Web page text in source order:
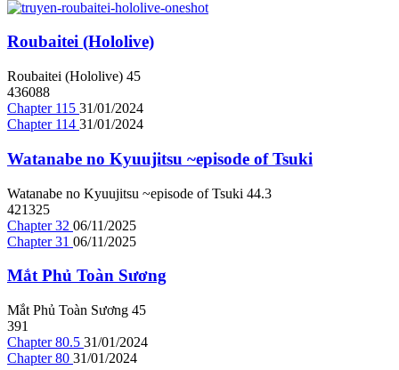
Roubaitei (Hololive)
Roubaitei (Hololive) 45
436088
Chapter 115 31/01/2024
Chapter 114 31/01/2024
Watanabe no Kyuujitsu ~episode of Tsuki
Watanabe no Kyuujitsu ~episode of Tsuki 44.3
421325
Chapter 32 06/11/2025
Chapter 31 06/11/2025
Mắt Phủ Toàn Sương
Mắt Phủ Toàn Sương 45
391
Chapter 80.5 31/01/2024
Chapter 80 31/01/2024